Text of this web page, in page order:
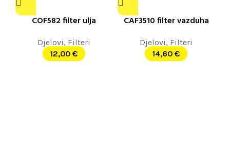
COF582 filter ulja
Djelovi, Filteri
12,00 €
CAF3510 filter vazduha
Djelovi, Filteri
14,60 €